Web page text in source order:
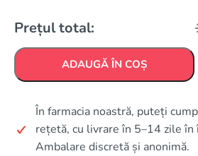
Prețul total:
ADAUGĂ ÎN COȘ
În farmacia noastră, puteți
rețetă, cu livrare în 5–14 zile în
Ambalare discretă și anonimă.